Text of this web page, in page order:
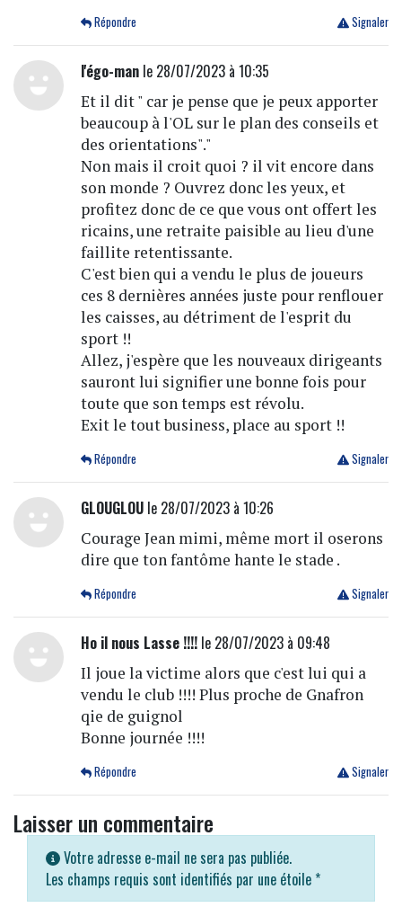
Signaler
Répondre
l'égo-manle 28/07/2023 à 10:35
Et il dit " car je pense que je peux apporter
beaucoup à l'OL sur le plan des conseils et
des orientations"."
Non mais il croit quoi ? il vit encore dans
son monde ? Ouvrez donc les yeux, et
profitez donc de ce que vous ont offert les
ricains, une retraite paisible au lieu d'une
faillite retentissante.
C'est bien qui a vendu le plus de joueurs
ces 8 dernières années juste pour renflouer
les caisses, au détriment de l'esprit du
sport !!
Allez, j'espère que les nouveaux dirigeants
sauront lui signifier une bonne fois pour
toute que son temps est révolu.
Exit le tout business, place au sport !!
Signaler
Répondre
GLOUGLOUle 28/07/2023 à 10:26
Courage Jean mimi, même mort il oserons
dire que ton fantôme hante le stade .
Signaler
Répondre
Ho il nous Lasse !!!!le 28/07/2023 à 09:48
Il joue la victime alors que c'est lui qui a
vendu le club !!!! Plus proche de Gnafron
qie de guignol
Bonne journée !!!!
Signaler
Répondre
Laisser un commentaire
Votre adresse e-mail ne sera pas publiée.
Les champs requis sont identifiés par une étoile *